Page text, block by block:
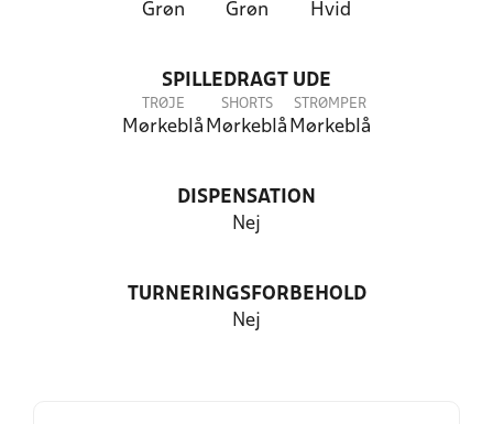
Grøn Grøn Hvid
SPILLEDRAGT UDE
TRØJE
Mørkeblå
SHORTS
Mørkeblå
STRØMPER
Mørkeblå
DISPENSATION
Nej
TURNERINGSFORBEHOLD
Nej